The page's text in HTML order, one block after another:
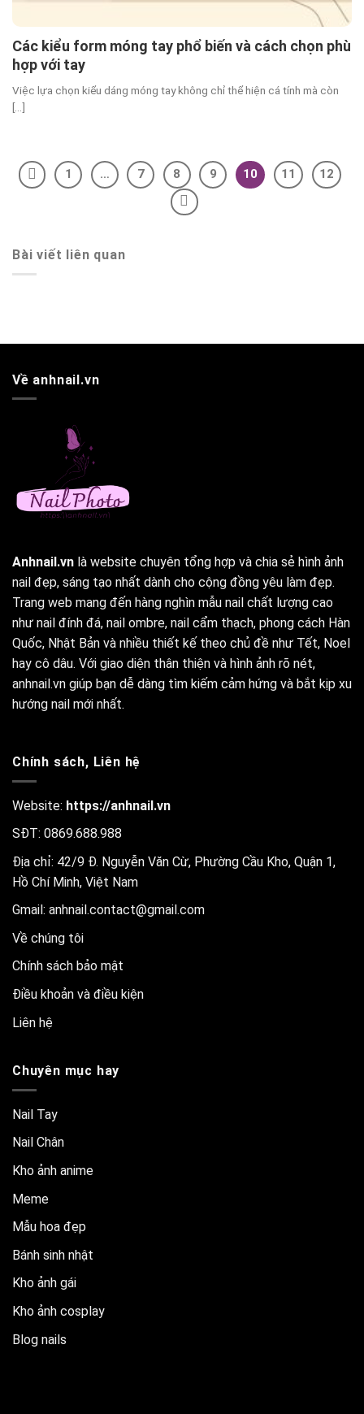
Các kiểu form móng tay phổ biến và cách chọn phù
hợp với tay
Việc lựa chọn kiểu dáng móng tay không chỉ thể hiện cá tính mà còn
[...]
1 … 7 8 9 10 11 12
Bài viết liên quan
Về anhnail.vn
Anhnail.vn là website chuyên tổng hợp và chia sẻ hình ảnh
nail đẹp, sáng tạo nhất dành cho cộng đồng yêu làm đẹp.
Trang web mang đến hàng nghìn mẫu nail chất lượng cao
như nail đính đá, nail ombre, nail cẩm thạch, phong cách Hàn
Quốc, Nhật Bản và nhiều thiết kế theo chủ đề như Tết, Noel
hay cô dâu. Với giao diện thân thiện và hình ảnh rõ nét,
anhnail.vn giúp bạn dễ dàng tìm kiếm cảm hứng và bắt kịp xu
hướng nail mới nhất.
Chính sách, Liên hệ
Website: https://anhnail.vn
SĐT: 0869.688.988
Địa chỉ: 42/9 Đ. Nguyễn Văn Cừ, Phường Cầu Kho, Quận 1,
Hồ Chí Minh, Việt Nam
Gmail: anhnail.contact@gmail.com
Về chúng tôi
Chính sách bảo mật
Điều khoản và điều kiện
Liên hệ
Chuyên mục hay
Nail Tay
Nail Chân
Kho ảnh anime
Meme
Mẫu hoa đẹp
Bánh sinh nhật
Kho ảnh gái
Kho ảnh cosplay
Blog nails